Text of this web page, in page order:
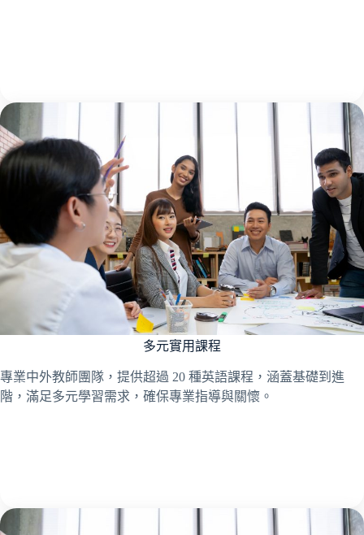
多元實用課程
專業中外教師團隊，提供超過 20 種英語課程，涵蓋基礎到進
階，滿足多元學習需求，確保專業指導與關懷。